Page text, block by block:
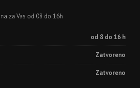
za Vas od 08 do 16h
od 8 do 16 h
Zatvoreno
Zatvoreno